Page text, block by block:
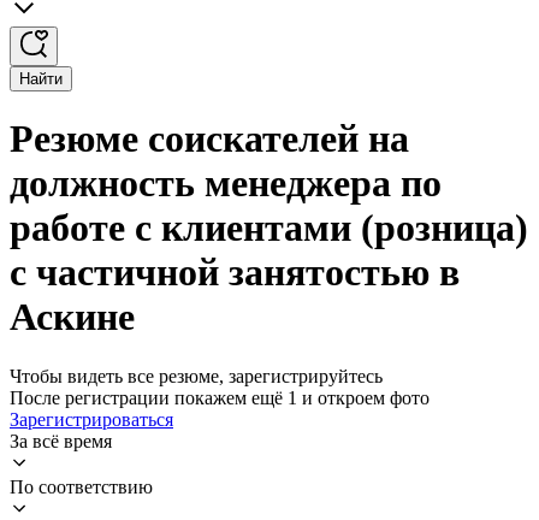
Найти
Резюме соискателей на
должность менеджера по
работе с клиентами (розница)
с частичной занятостью в
Аскине
Чтобы видеть все резюме, зарегистрируйтесь
После регистрации покажем ещё 1 и откроем фото
Зарегистрироваться
За всё время
По соответствию